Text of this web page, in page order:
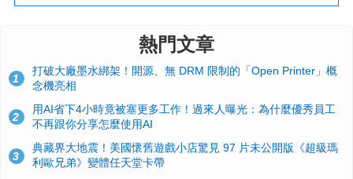
熱門文章
1
打破大廠墨水綁架！開源、無 DRM 限制的「Open Printer」概
念機亮相
2
用AI省下4小時竟被塞更多工作！過來人曝光：為什麼優秀員工
不再跟你分享怎麼使用AI
3
典藏界大地震！美國懷舊遊戲小店驚見 97 片未公開版《超級瑪
利歐兄弟》變體任天堂卡帶